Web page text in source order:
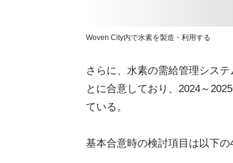
Woven City内で水素を製造・利用する
さらに、水素の需給管理シス
とに合意しており、2024～
ている。
基本合意時の検討項目は以下の4